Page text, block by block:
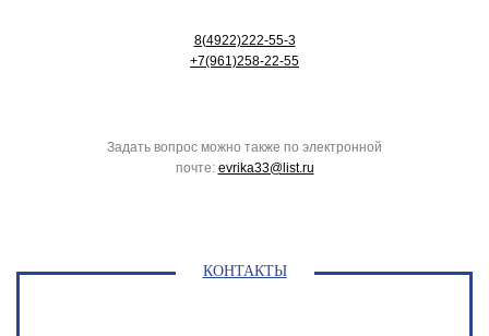
8(4922)222-55-3
+7(961)258-22-55
Задать вопрос можно также по электронной
почте: evrika33@list.ru
КОНТАКТЫ